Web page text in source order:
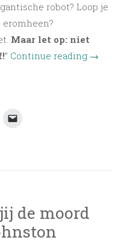
robot? Loop je
Maar let op: niet
” Continue reading →
de moord